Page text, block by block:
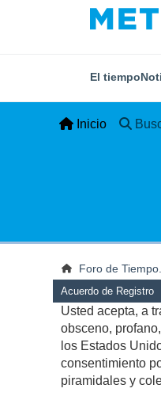
El tiempo
Inicio
Foro de
Acuerdo de Registro
Usted acepta, a
obsceno,
los Estados
consentimiento
piramidales y